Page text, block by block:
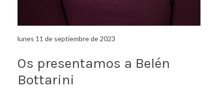
lunes 11 de septiembre de 2023
Os presentamos a Belén
Bottarini